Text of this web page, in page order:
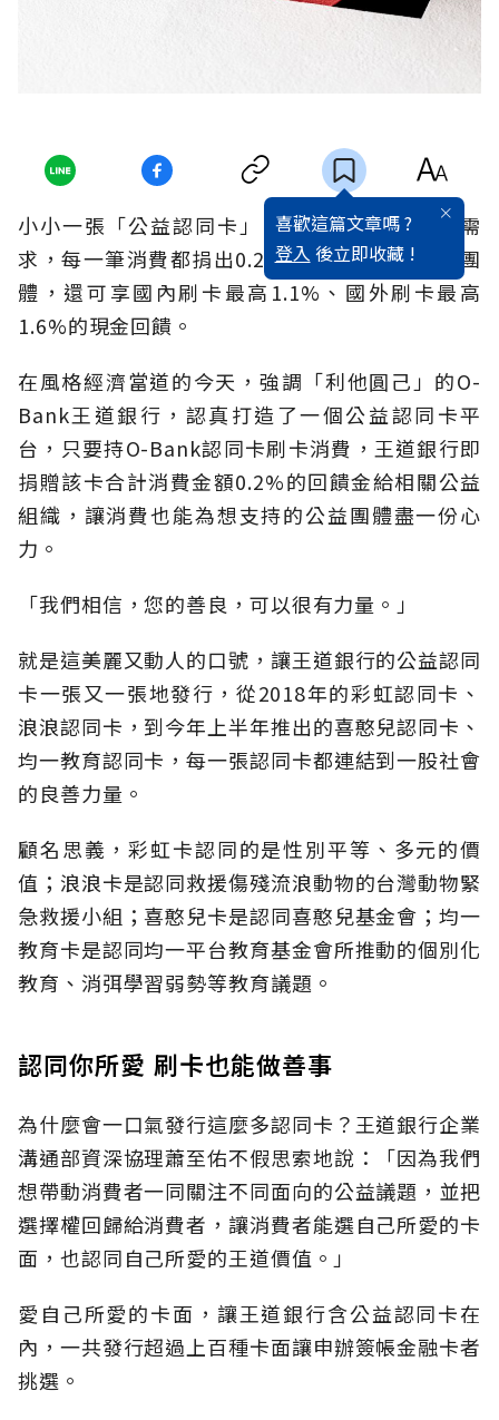
喜歡這篇文章嗎 ?
登入 後立即收藏 !
小小一張「公益認同卡」，可以滿足生活理財需
求，每一筆消費都捐出0.2%現金給指定的公益團
體，還可享國內刷卡最高1.1%、國外刷卡最高
1.6%的現金回饋。
在風格經濟當道的今天，強調「利他圓己」的O-
Bank王道銀行，認真打造了一個公益認同卡平
台，只要持O-Bank認同卡刷卡消費，王道銀行即
捐贈該卡合計消費金額0.2%的回饋金給相關公益
組織，讓消費也能為想支持的公益團體盡一份心
力。
「我們相信，您的善良，可以很有力量。」
就是這美麗又動人的口號，讓王道銀行的公益認同
卡一張又一張地發行，從2018年的彩虹認同卡、
浪浪認同卡，到今年上半年推出的喜憨兒認同卡、
均一教育認同卡，每一張認同卡都連結到一股社會
的良善力量。
顧名思義，彩虹卡認同的是性別平等、多元的價
值；浪浪卡是認同救援傷殘流浪動物的台灣動物緊
急救援小組；喜憨兒卡是認同喜憨兒基金會；均一
教育卡是認同均一平台教育基金會所推動的個別化
教育、消弭學習弱勢等教育議題。
認同你所愛 刷卡也能做善事
為什麼會一口氣發行這麼多認同卡？王道銀行企業
溝通部資深協理蕭至佑不假思索地說：「因為我們
想帶動消費者一同關注不同面向的公益議題，並把
選擇權回歸給消費者，讓消費者能選自己所愛的卡
面，也認同自己所愛的王道價值。」
愛自己所愛的卡面，讓王道銀行含公益認同卡在
內，一共發行超過上百種卡面讓申辦簽帳金融卡者
挑選。